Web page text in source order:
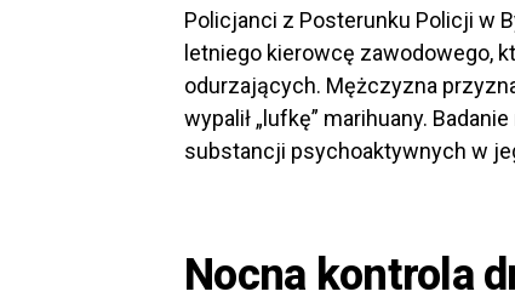
Policjanci z Posterunku Policji w
letniego kierowcę zawodowego,
odurzających. Mężczyzna
wypalił „lufkę” marihuany.
substancji psychoaktywnych w
Nocna kontrola